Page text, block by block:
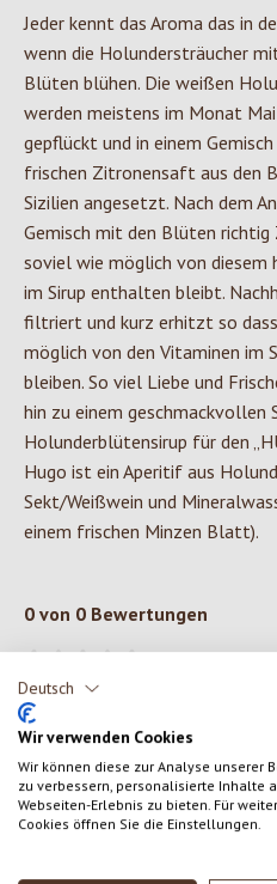
Deutsch
Wir verwenden Cookies
Wir können diese zur Analyse unserer
zu verbessern, personalisierte Inhalte
Webseiten-Erlebnis zu bieten. Für
Cookies öffnen Sie die Einstellungen.
Jeder kennt das Aroma das in
wenn die Holundersträucher
Blüten blühen. Die weißen
werden meistens im Monat Mai
gepflückt und in einem
frischen Zitronensaft aus den
Sizilien angesetzt. Nach dem
Gemisch mit den Blüten richtig
soviel wie möglich von diesem
im Sirup enthalten bleibt.
filtriert und kurz erhitzt so
möglich von den Vitaminen im
bleiben. So viel Liebe und
hin zu einem geschmackvollen
Holunderblütensirup für den
Hugo ist ein Aperitif aus
Sekt/Weißwein und
einem frischen Minzen Blatt).
0 von 0 Bewertungen
Durchschnittliche Bewertung
Gib eine Bewertung ab!
Teile deine Erfahrungen mit
Kunden.
SCHREIBE EINE BEWERTUNG